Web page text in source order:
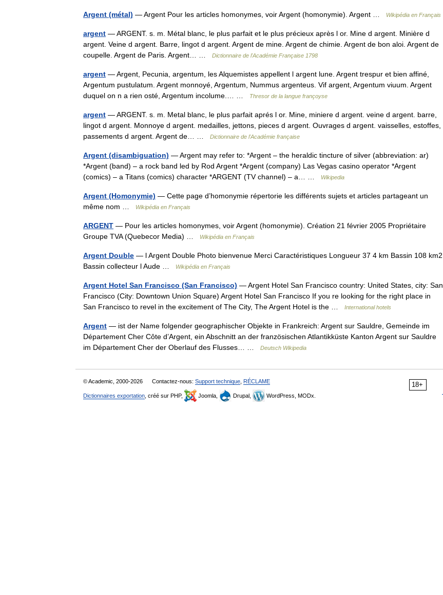
Argent (métal) — Argent Pour les articles homonymes, voir Argent (homonymie). Argent … Wikipédia en Français
argent — ARGENT. s. m. Métal blanc, le plus parfait et le plus précieux après l or. Mine d argent. Minière d
argent. Veine d argent. Barre, lingot d argent. Argent de mine. Argent de chimie. Argent de bon aloi. Argent de
coupelle. Argent de Paris. Argent… …
Dictionnaire de l'Académie Française 1798
argent — Argent, Pecunia, argentum, les Alquemistes appellent l argent lune. Argent trespur et bien affiné,
Argentum pustulatum. Argent monnoyé, Argentum, Nummus argenteus. Vif argent, Argentum viuum. Argent
duquel on n a rien osté, Argentum incolume.… …
Thresor de la langue françoyse
argent — ARGENT. s. m. Metal blanc, le plus parfait aprés l or. Mine, miniere d argent. veine d argent. barre,
lingot d argent. Monnoye d argent. medailles, jettons, pieces d argent. Ouvrages d argent. vaisselles, estoffes,
passements d argent. Argent de… …
Dictionnaire de l'Académie française
Argent (disambiguation) — Argent may refer to: *Argent – the heraldic tincture of silver (abbreviation: ar)
*Argent (band) – a rock band led by Rod Argent *Argent (company) Las Vegas casino operator *Argent
(comics) – a Titans (comics) character *ARGENT (TV channel) – a… …
Wikipedia
Argent (Homonymie) — Cette page d’homonymie répertorie les différents sujets et articles partageant un
même nom …
Wikipédia en Français
ARGENT — Pour les articles homonymes, voir Argent (homonymie). Création 21 février 2005 Propriétaire
Groupe TVA (Quebecor Media) …
Wikipédia en Français
Argent Double — l Argent Double Photo bienvenue Merci Caractéristiques Longueur 37 4 km Bassin 108 km2
Bassin collecteur l Aude …
Wikipédia en Français
Argent Hotel San Francisco (San Francisco) — Argent Hotel San Francisco country: United States, city: San
Francisco (City: Downtown Union Square) Argent Hotel San Francisco If you re looking for the right place in
San Francisco to revel in the excitement of The City, The Argent Hotel is the …
International hotels
Argent — ist der Name folgender geographischer Objekte in Frankreich: Argent sur Sauldre, Gemeinde im
Département Cher Côte d’Argent, ein Abschnitt an der französischen Atlantikküste Kanton Argent sur Sauldre
im Département Cher der Oberlauf des Flusses… …
Deutsch Wikipedia
18+
© Academic, 2000-2026 Contactez-nous: Support technique RÉCLAME
Dictionnaires exportation , créé sur PHP, Joomla, Drupal, WordPress, MODx.